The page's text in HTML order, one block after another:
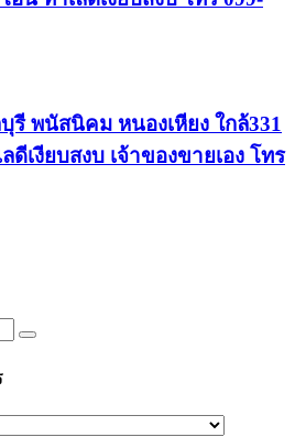
รี พนัสนิคม หนองเหียง ใกล้331
ดีเงียบสงบ เจ้าของขายเอง โทร